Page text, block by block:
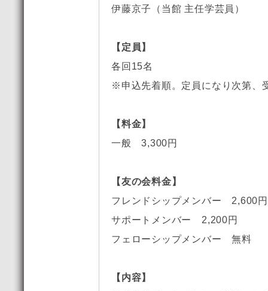
伊藤京子（当館 主任学芸員）
【定員】
各回15名
※申込先着順。定員になり次第、
【料金】
一般 3,300円
【友の会料金】
フレンドシップメンバー 2,600円
サポートメンバー 2,200円
フェローシップメンバー 無料
【内容】